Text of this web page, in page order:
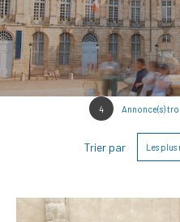
4 Annonce(s)
Trier par Les